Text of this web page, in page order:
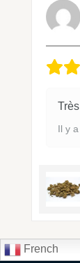
Il y
French